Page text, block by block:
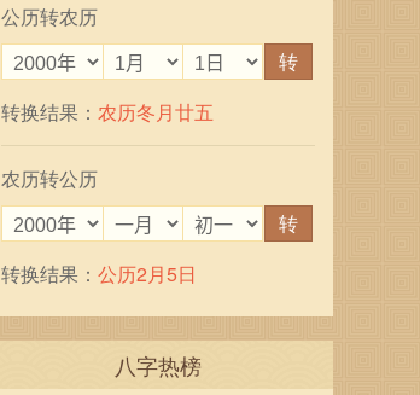
公历转农历
转
转换结果： 农历冬月廿五
农历转公历
转
转换结果： 公历2月5日
八字热榜